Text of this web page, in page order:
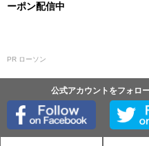
ーポン配信中
PR ローソン
公式アカウントをフォロ